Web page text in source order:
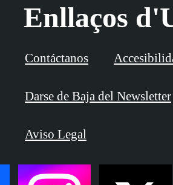
Enllaços
Contáctanos
Darse de Baja del Newsletter
Aviso Legal